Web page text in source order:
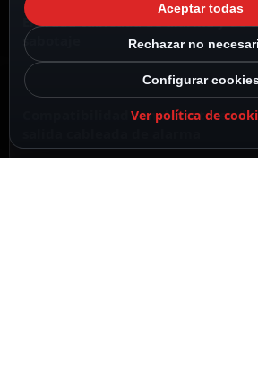
Entrada cableada de alarma y de
sabotaje
Compatibilidad con detectores de
Aceptar todas
Rechazar no
Configurar
Ver política de